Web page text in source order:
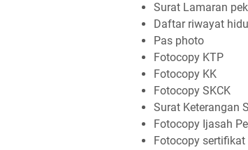
Surat Lamaran
Daftar riwayat
Pas photo
Fotocopy KTP
Fotocopy KK
Fotocopy SKCK
Surat Keterangan
Fotocopy Ijasah
Fotocopy